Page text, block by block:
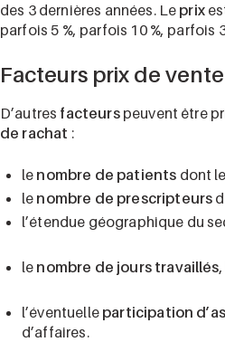
des 3 dernières années. Le prix
parfois 5 %, parfois 10 %, parfois
Facteurs prix de
D’autres facteurspeuvent être
de rachat :
le nombre de patients dont
le nombre de prescripteurs
l’étendue géographique du
le nombre de jours travaillés
l’éventuelle participation
d’affaires.